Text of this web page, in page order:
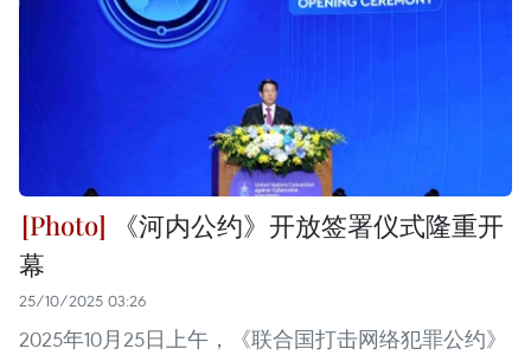
《河内公约》开放签署仪式隆重开
幕
25/10/2025 03:26
2025年10月25日上午，《联合国打击网络犯罪公约》